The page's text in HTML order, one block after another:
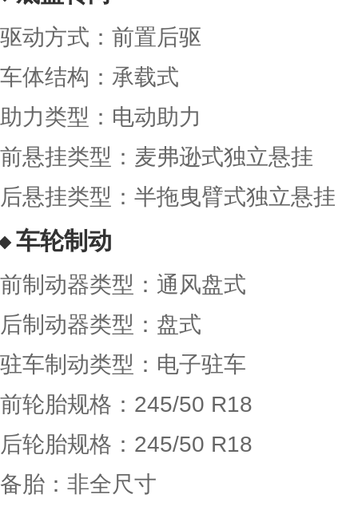
驱动方式：前置后驱
车体结构：承载式
助力类型：电动助力
前悬挂类型：麦弗逊式独立悬挂
后悬挂类型：半拖曳臂式独立悬挂
车轮制动
前制动器类型：通风盘式
后制动器类型：盘式
驻车制动类型：电子驻车
前轮胎规格：245/50 R18
后轮胎规格：245/50 R18
备胎：非全尺寸